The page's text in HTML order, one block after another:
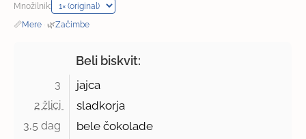
Množilnik:
📏Mere · 🌿Začimbe
Beli biskvit:
3 jajca
2 žlici sladkorja
3,5 dag bele čokolade